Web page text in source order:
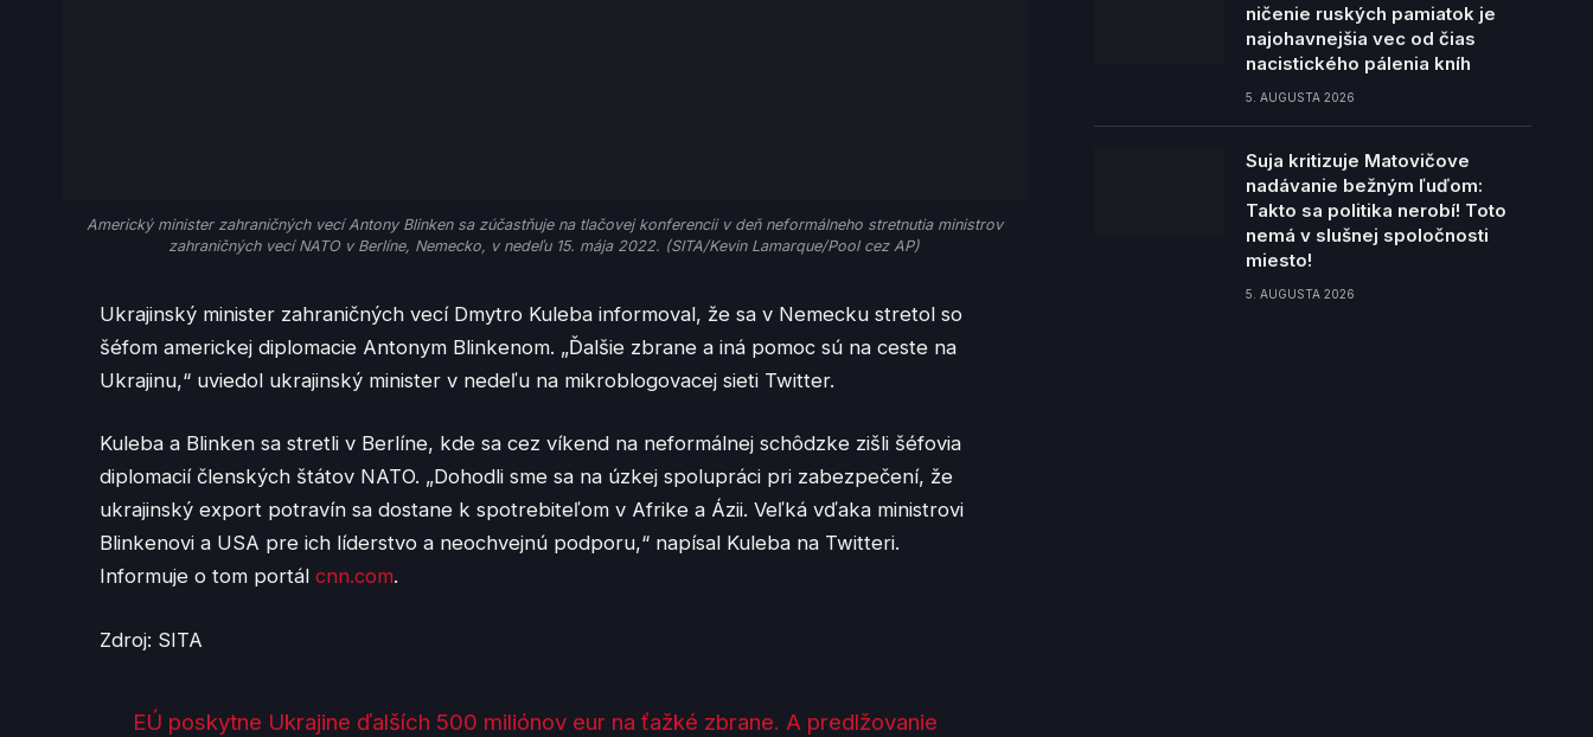
Americký minister zahraničných vecí Antony Blinken sa zúčastňuje na tlačovej konferencii v deň neformálneho stretnutia ministrov
zahraničných vecí NATO v Berlíne, Nemecko, v nedeľu 15. mája 2022. (SITA/Kevin Lamarque/Pool cez AP)
Ukrajinský minister zahraničných vecí Dmytro Kuleba informoval, že sa v Nemecku stretol so
šéfom americkej diplomacie Antonym Blinkenom. „Ďalšie zbrane a iná pomoc sú na ceste na
Ukrajinu,“ uviedol ukrajinský minister v nedeľu na mikroblogovacej sieti Twitter.
Kuleba a Blinken sa stretli v Berlíne, kde sa cez víkend na neformálnej schôdzke zišli šéfovia
diplomacií členských štátov NATO. „Dohodli sme sa na úzkej spolupráci pri zabezpečení, že
ukrajinský export potravín sa dostane k spotrebiteľom v Afrike a Ázii. Veľká vďaka ministrovi
Blinkenovi a USA pre ich líderstvo a neochvejnú podporu,“ napísal Kuleba na Twitteri.
Informuje o tom portálcnn.com.
Zdroj: SITA
EÚ poskytne Ukrajine ďalších 500 miliónov eur na ťažké zbrane. A predlžovanie
ničenie ruských pamiatok je
najohavnejšia vec od čias
nacistického pálenia kníh
5. AUGUSTA 2026
Suja kritizuje Matovičove
nadávanie bežným ľuďom:
Takto sa politika nerobí! Toto
nemá v slušnej spoločnosti
miesto!
5. AUGUSTA 2026